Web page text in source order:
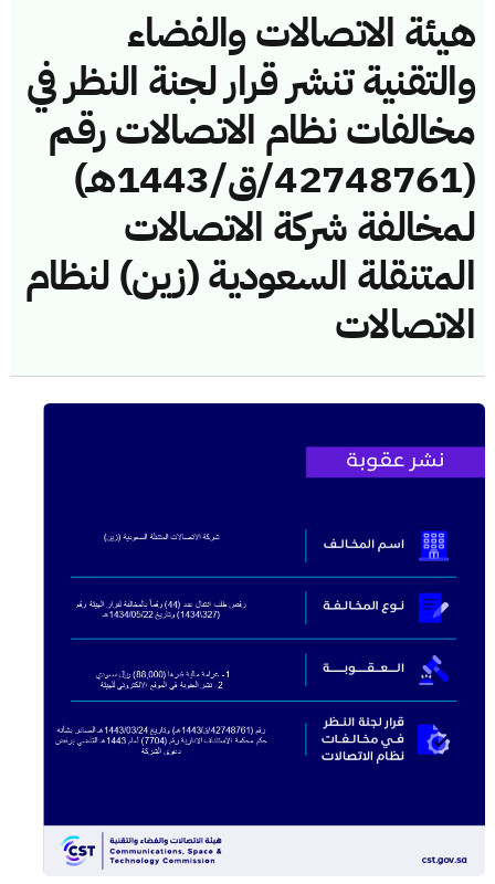
هيئة الاتصالات والفضاء
والتقنية تنشر قرار لجنة النظر في
مخالفات نظام الاتصالات رقم
(42748761/ق/1443هـ)
لمخالفة شركة الاتصالات
المتنقلة السعودية (زين) لنظام
الاتصالات